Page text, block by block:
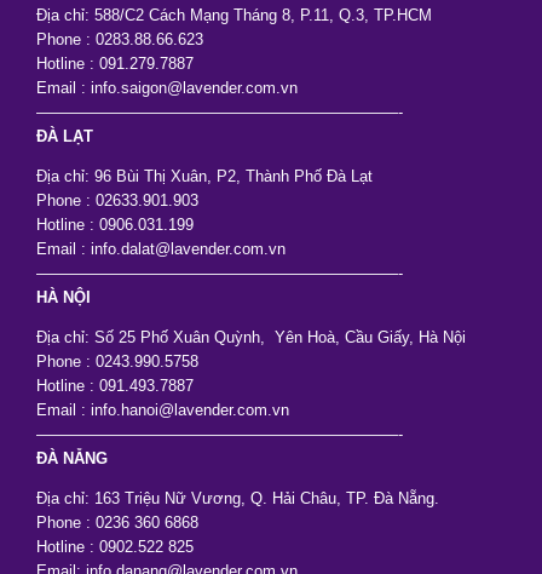
Địa chỉ: 588/C2 Cách Mạng Tháng 8, P.11, Q.3, TP.HCM
Phone : 0283.88.66.623
Hotline : 091.279.7887
Email : info.saigon@lavender.com.vn
———————————————————————-
ĐÀ LẠT
Địa chỉ: 96 Bùi Thị Xuân, P2, Thành Phố Đà Lạt
Phone : 02633.901.903
Hotline : 0906.031.199
Email : info.dalat@lavender.com.vn
———————————————————————-
HÀ NỘI
Địa chỉ: Số 25 Phố Xuân Quỳnh, Yên Hoà, Cầu Giấy, Hà Nội
Phone : 0243.990.5758
Hotline : 091.493.7887
Email : info.hanoi@lavender.com.vn
———————————————————————-
ĐÀ NẴNG
Địa chỉ: 163 Triệu Nữ Vương, Q. Hải Châu, TP. Đà Nẵng.
Phone : 0236 360 6868
Hotline : 0902.522 825
Email: info.danang@lavender.com.vn